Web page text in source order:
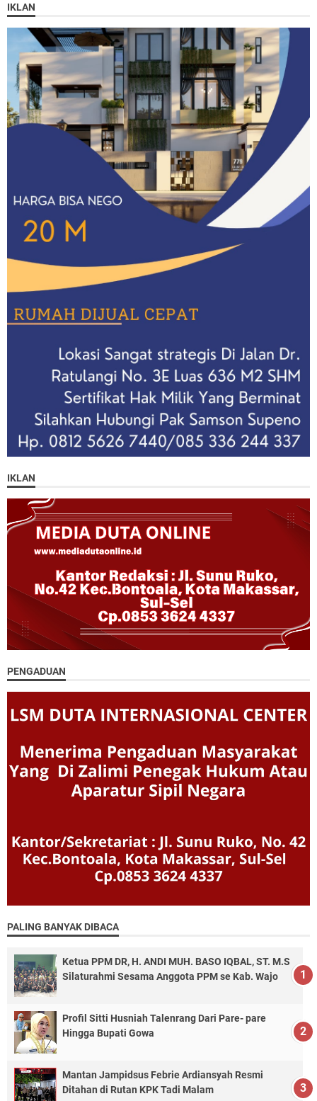
IKLAN
IKLAN
PENGADUAN
PALING BANYAK DIBACA
Ketua PPM DR, H. ANDI MUH. BASO IQBAL, ST. M.S
Silaturahmi Sesama Anggota PPM se Kab. Wajo
Profil Sitti Husniah Talenrang Dari Pare- pare
Hingga Bupati Gowa
Mantan Jampidsus Febrie Ardiansyah Resmi
Ditahan di Rutan KPK Tadi Malam